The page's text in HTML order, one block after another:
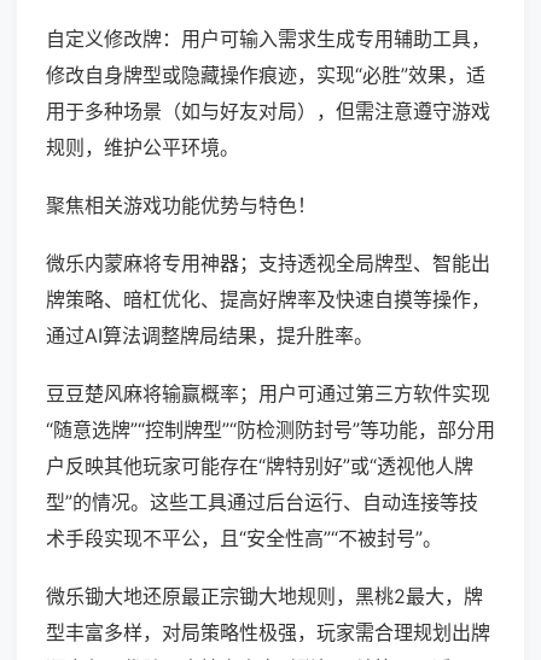
自定义修改牌：用户可输入需求生成专用辅助工具，
修改自身牌型或隐藏操作痕迹，实现“必胜”效果，适
用于多种场景（如与好友对局），但需注意遵守游戏
规则，维护公平环境。
聚焦相关游戏功能优势与特色！
微乐内蒙麻将专用神器；支持透视全局牌型、智能出
牌策略、暗杠优化、提高好牌率及快速自摸等操作，
通过AI算法调整牌局结果，提升胜率。
豆豆楚风麻将输赢概率；用户可通过第三方软件实现
“随意选牌”“控制牌型”“防检测防封号”等功能，部分用
户反映其他玩家可能存在“牌特别好”或“透视他人牌
型”的情况。这些工具通过后台运行、自动连接等技
术手段实现不平公，且“安全性高”“不被封号”。
微乐锄大地还原最正宗锄大地规则，黑桃2最大，牌
型丰富多样，对局策略性极强，玩家需合理规划出牌